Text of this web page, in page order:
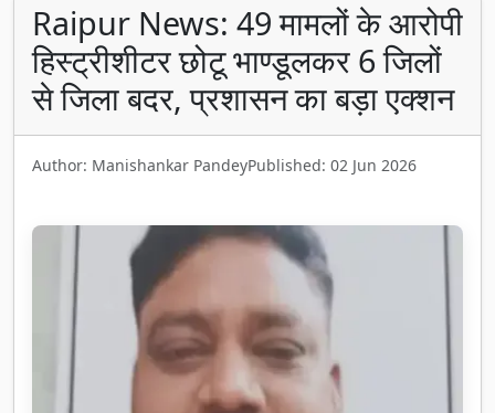
Raipur News: 49 मामलों के आरोपी
हिस्ट्रीशीटर छोटू भाण्डूलकर 6 जिलों
से जिला बदर, प्रशासन का बड़ा एक्शन
Author: Manishankar PandeyPublished: 02 Jun 2026